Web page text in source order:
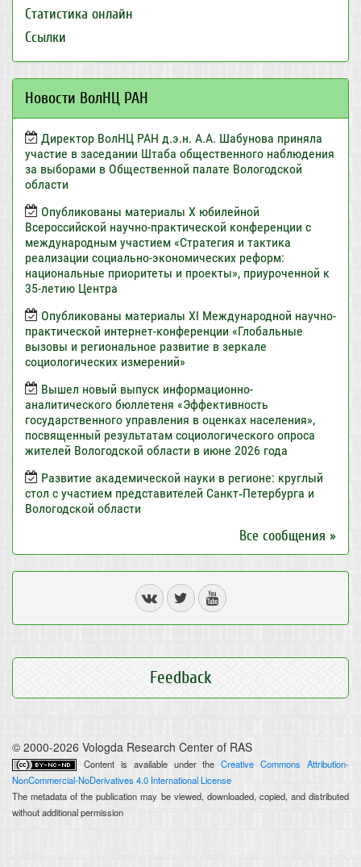
Статистика онлайн
Ссылки
Новости ВолНЦ РАН
Директор ВолНЦ РАН д.э.н. А.А. Шабунова приняла
участие в заседании Штаба общественного наблюдения
за выборами в Общественной палате Вологодской
области
Опубликованы материалы X юбилейной
Всероссийской научно-практической конференции с
международным участием «Стратегия и тактика
реализации социально-экономических реформ:
национальные приоритеты и проекты», приуроченной к
35-летию Центра
Опубликованы материалы XI Международной научно-
практической интернет-конференции «Глобальные
вызовы и региональное развитие в зеркале
социологических измерений»
Вышел новый выпуск информационно-
аналитического бюллетеня «Эффективность
государственного управления в оценках населения»,
посвященный результатам социологического опроса
жителей Вологодской области в июне 2026 года
Развитие академической науки в регионе: круглый
стол с участием представителей Санкт‑Петербурга и
Вологодской области
Все сообщения »
Feedback
© 2000-2026 Vologda Research Center of RAS
Content is available under theCreative Commons Attribution-
NonCommercial-NoDerivatives 4.0 International License
The metadata of the publication may be viewed, downloaded, copied, and distributed
without additional permission